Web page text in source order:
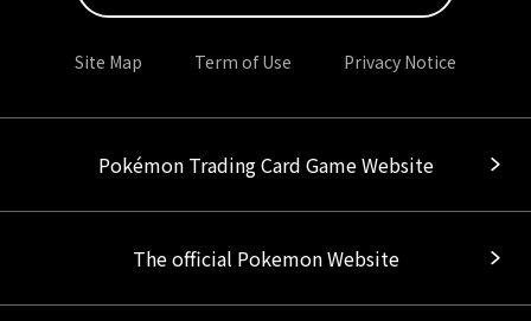
Site Map Term of Use Privacy Notice
Pokémon Trading Card Game Website
The official Pokemon Website